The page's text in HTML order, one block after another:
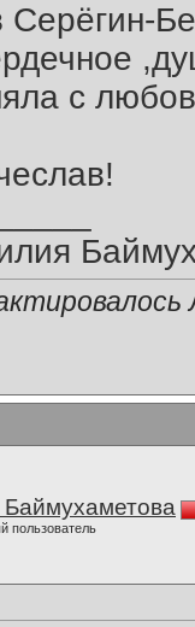
с
пользователь